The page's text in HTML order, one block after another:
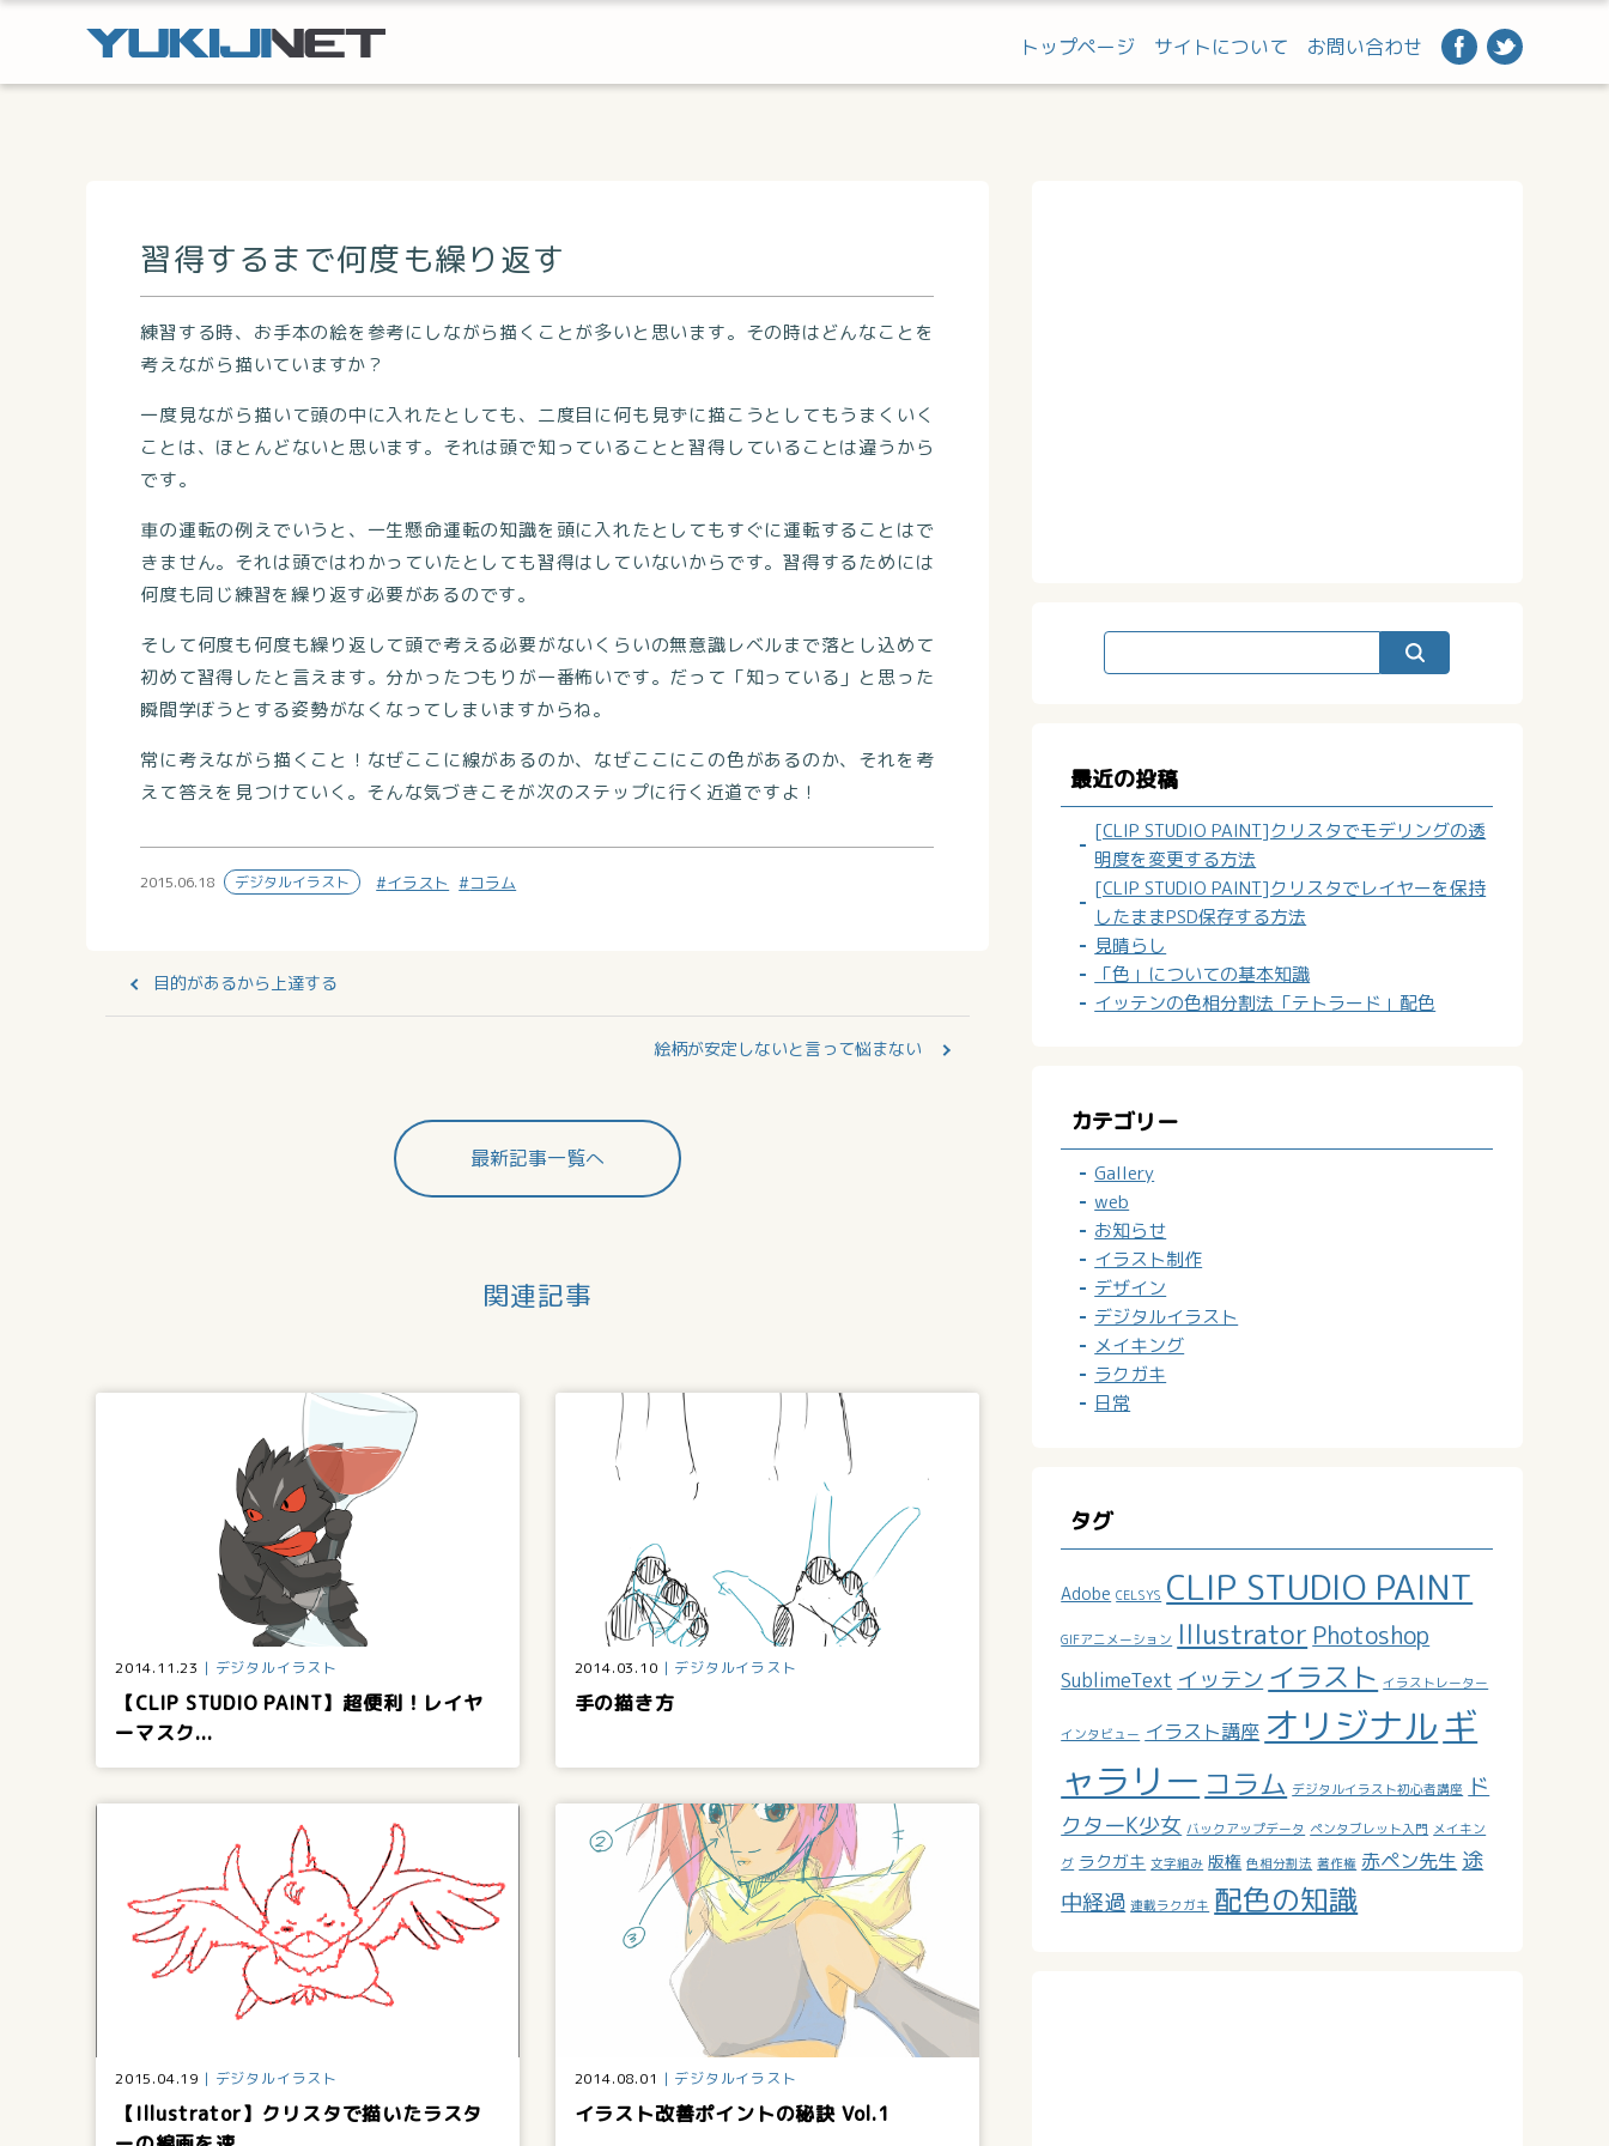
トップページ サイトについて お問い合わせ
習得するまで何度も繰り返す
練習する時、お手本の絵を参考にしながら描くことが多いと思います。その時はどんなことを
考えながら描いていますか？
一度見ながら描いて頭の中に入れたとしても、二度目に何も見ずに描こうとしてもうまくいく
ことは、ほとんどないと思います。それは頭で知っていることと習得していることは違うから
です。
車の運転の例えでいうと、一生懸命運転の知識を頭に入れたとしてもすぐに運転することはで
きません。それは頭ではわかっていたとしても習得はしていないからです。習得するためには
何度も同じ練習を繰り返す必要があるのです。
そして何度も何度も繰り返して頭で考える必要がないくらいの無意識レベルまで落とし込めて
初めて習得したと言えます。分かったつもりが一番怖いです。だって「知っている」と思った
瞬間学ぼうとする姿勢がなくなってしまいますからね。
常に考えながら描くこと！なぜここに線があるのか、なぜここにこの色があるのか、それを考
えて答えを見つけていく。そんな気づきこそが次のステップに行く近道ですよ！
2015.06.18 デジタルイラスト イラスト コラム
目的があるから上達する
絵柄が安定しないと言って悩まない
最新記事一覧へ
関連記事
2014.11.23 デジタルイラスト
【CLIP STUDIO PAINT】超便利！レイヤ
ーマスク...
2014.03.10 デジタルイラスト
手の描き方
2015.04.19 デジタルイラスト
【Illustrator】クリスタで描いたラスタ
2014.08.01 デジタルイラスト
イラスト改善ポイントの秘訣 Vol.1
最近の投稿
[CLIP STUDIO PAINT]クリスタでモデリングの透
明度を変更する方法
[CLIP STUDIO PAINT]クリスタでレイヤーを保持
したままPSD保存する方法
見晴らし
「色」についての基本知識
イッテンの色相分割法「テトラード」配色
カテゴリー
Gallery
web
お知らせ
イラスト制作
デザイン
デジタルイラスト
メイキング
ラクガキ
日常
タグ
Adobe CELSYS CLIP STUDIO PAINT
GIFアニメーション Illustrator Photoshop
SublimeText イッテン イラスト イラストレーター
インタビュー イラスト講座 オリジナルギ
ャラリー コラム デジタルイラスト初心者講座
ド
クターK少女 バックアップデータ ペンタブレット入門 メイキン
グ ラクガキ 文字組み 版権 色相分割法 著作権 赤ペン先生 途
中経過 連載ラクガキ 配色の知識